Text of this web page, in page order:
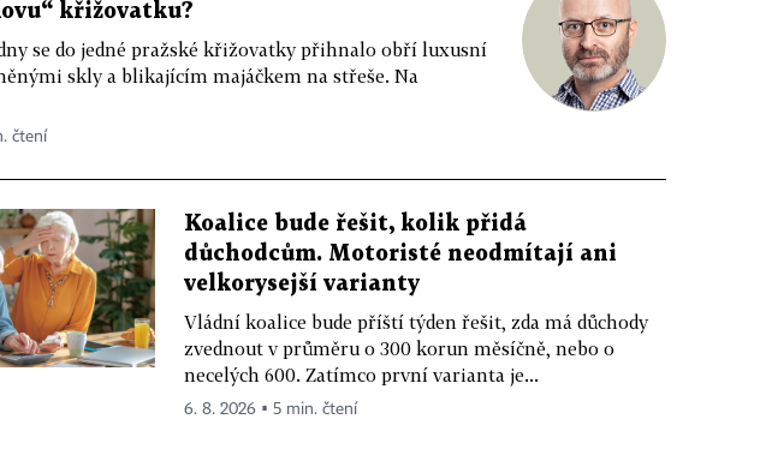
křižovatku?
se do jedné pražské křižovatky přihnalo obří luxusní
skly a blikajícím majáčkem na střeše. Na
čtení
Koalice bude řešit, kolik přidá
důchodcům. Motoristé neodmítají ani
velkorysejší varianty
Vládní koalice bude příští týden řešit, zda má důchody
zvednout v průměru o 300 korun měsíčně, nebo o
necelých 600. Zatímco první varianta je...
6. 8. 2026 ▪ 5 min. čtení